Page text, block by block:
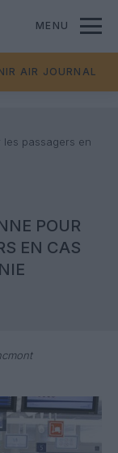
MENU
AIR JOURNAL
passagers en
POUR
EN CAS